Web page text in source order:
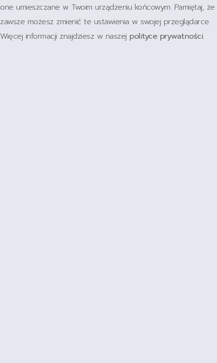
one umieszczane w Twoim urządzeniu końcowym. Pamiętaj, że
zawsze możesz zmienić te ustawienia w swojej przeglądarce.
Więcej informacji znajdziesz w naszej polityce prywatności.